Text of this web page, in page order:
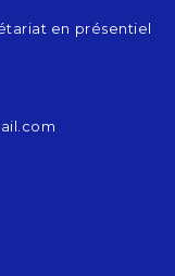
en présentiel